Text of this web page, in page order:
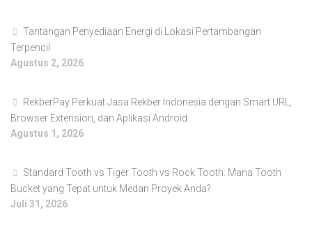
Tantangan Penyediaan Energi di Lokasi Pertambangan
Terpencil
Agustus 2, 2026
RekberPay Perkuat Jasa Rekber Indonesia dengan Smart URL,
Browser Extension, dan Aplikasi Android
Agustus 1, 2026
Standard Tooth vs Tiger Tooth vs Rock Tooth: Mana Tooth
Bucket yang Tepat untuk Medan Proyek Anda?
Juli 31, 2026